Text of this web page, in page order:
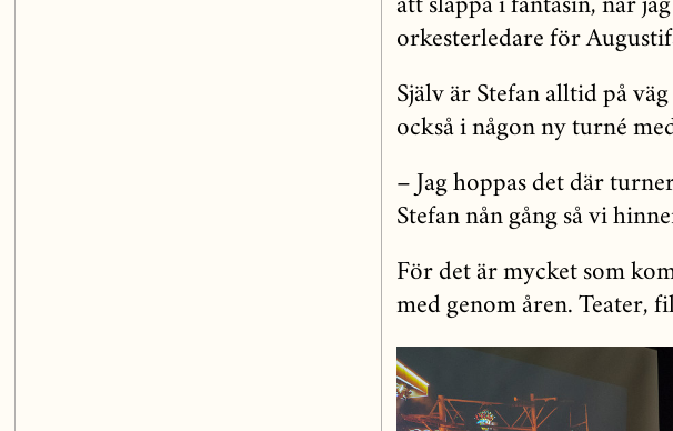
att släppa i fantasin, när
orkesterledare för
Själv är Stefan alltid på
också i någon ny turné
– Jag hoppas det där
Stefan nån gång så vi
För det är mycket som
med genom åren. Teater,